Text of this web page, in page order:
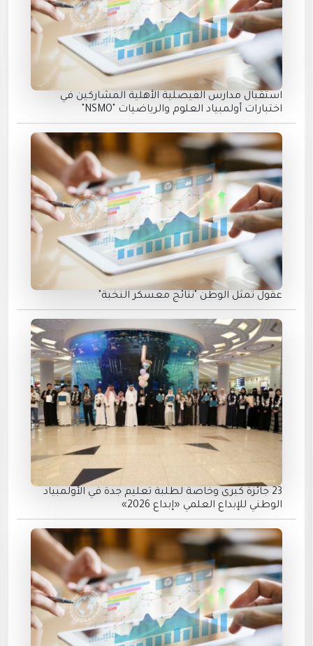
استقبال مدارس الفيصلية الأهلية المشاركين في
اختبارات أولمبياد العلوم والرياضيات "NSMO"
عقول تمثل الوطن "نتائج معسكر النخبة"
23 جائزة كبرى وخاصة لطلبة تعليم جدة في الأولمبياد
الوطني للإبداع العلمي «إبداع 2026»